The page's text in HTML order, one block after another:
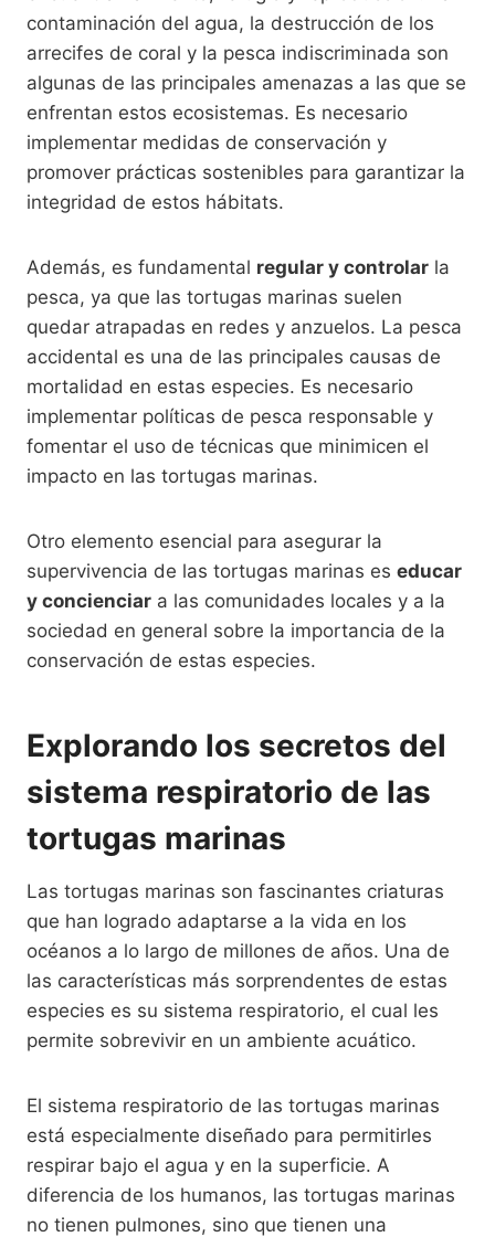
contaminación del agua, la destrucción de los
arrecifes de coral y la pesca indiscriminada son
algunas de las principales amenazas a las que se
enfrentan estos ecosistemas. Es necesario
implementar medidas de conservación y
promover prácticas sostenibles para garantizar la
integridad de estos hábitats.
Además, es fundamental regular y controlar la
pesca, ya que las tortugas marinas suelen
quedar atrapadas en redes y anzuelos. La pesca
accidental es una de las principales causas de
mortalidad en estas especies. Es necesario
implementar políticas de pesca responsable y
fomentar el uso de técnicas que minimicen el
impacto en las tortugas marinas.
Otro elemento esencial para asegurar la
supervivencia de las tortugas marinas es educar
y concienciar a las comunidades locales y a la
sociedad en general sobre la importancia de la
conservación de estas especies.
Explorando los secretos del
sistema respiratorio de las
tortugas marinas
Las tortugas marinas son fascinantes criaturas
que han logrado adaptarse a la vida en los
océanos a lo largo de millones de años. Una de
las características más sorprendentes de estas
especies es su sistema respiratorio, el cual les
permite sobrevivir en un ambiente acuático.
El sistema respiratorio de las tortugas marinas
está especialmente diseñado para permitirles
respirar bajo el agua y en la superficie. A
diferencia de los humanos, las tortugas marinas
no tienen pulmones, sino que tienen una